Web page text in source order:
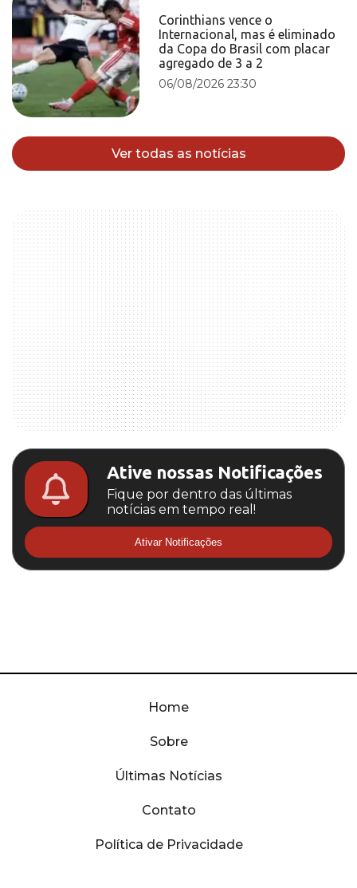
Corinthians vence o
Internacional, mas é eliminado
da Copa do Brasil com placar
agregado de 3 a 2
06/08/2026 23:30
Ver todas as notícias
Ative nossas Notificações
Fique por dentro das últimas
notícias em tempo real!
Ativar Notificações
Home
Sobre
Últimas Notícias
Contato
Política de Privacidade